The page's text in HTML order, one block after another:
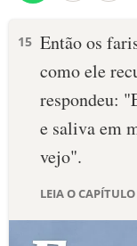
PALAVRA DO DIA
SALMO DO DIA
DEVOCIONAL
15 Então os
como ele
respondeu:
e saliva em
vejo".
LEIA O